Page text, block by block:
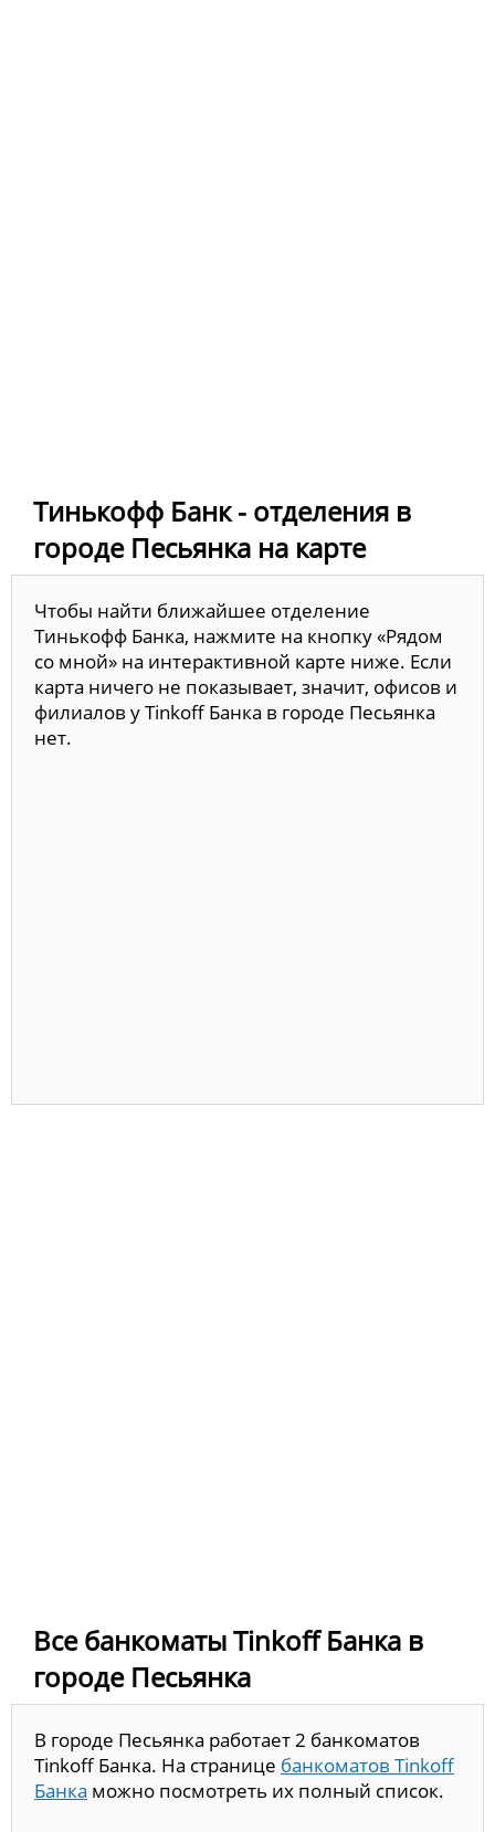
Тинькофф Банк - отделения в
городе Песьянка на карте
Чтобы найти ближайшее отделение
Тинькофф Банка, нажмите на кнопку «Рядом
со мной» на интерактивной карте ниже. Если
карта ничего не показывает, значит, офисов и
филиалов у Tinkoff Банка в городе Песьянка
нет.
Все банкоматы Tinkoff Банка в
городе Песьянка
В городе Песьянка работает 2 банкоматов
Tinkoff Банка. На странице банкоматов Tinkoff
Банка можно посмотреть их полный список.